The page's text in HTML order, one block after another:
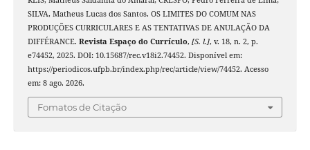
SILVA, Matheus Lucas dos Santos. OS LIMITES DO COMUM NAS
PRODUÇÕES CURRICULARES E AS TENTATIVAS DE ANULAÇÃO DA
DIFFÉRANCE. Revista Espaço do Currículo, [S. l.], v. 18, n. 2, p.
e74452, 2025. DOI: 10.15687/rec.v18i2.74452. Disponível em:
https://periodicos.ufpb.br/index.php/rec/article/view/74452. Acesso
em: 8 ago. 2026.
Fomatos de Citação